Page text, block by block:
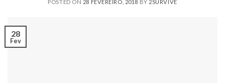
POSTED ON 28 FEVEREIRO, 2018 BY 2SURVIVE
28
Fev